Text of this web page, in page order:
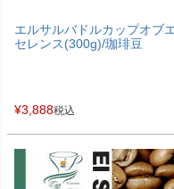
エルサルバドルカップオブ
セレンス(300g)/珈琲豆
¥3,888税込